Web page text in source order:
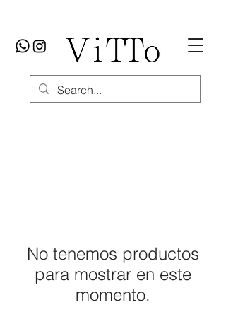
No tenemos productos
para mostrar en este
momento.